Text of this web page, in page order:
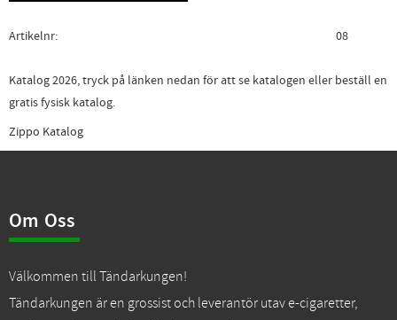
Artikelnr 08
Katalog 2026, tryck på länken nedan för att se katalogen eller beställ en
gratis fysisk katalog.
Zippo Katalog
Om Oss
Välkommen till Tändarkungen!
Tändarkungen är en grossist och leverantör utav e-cigaretter,